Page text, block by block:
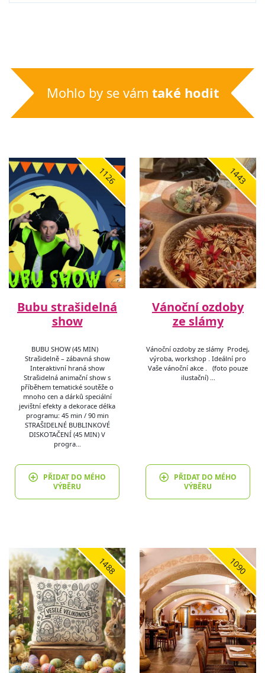
Mohlo by se vám také hodit
1126
Bubu strašidelná
show
BUBU SHOW (45 MIN)
Strašidelně – zábavná show
Interaktivní hraná show
Strašidelná animační show s
příběhem tematické soutěže o
mnoho cen a dárků speciální
jevištní efekty a dekorace délka
programu: 45 min / 90 min
STRAŠIDELNÉ BUBLINKOVÉ
DISKOTAČENÍ (45 MIN) V
progra…
PŘIDAT DO MÉHO
VÝBĚRU
1443
Vánoční ozdoby
ze slámy
Vánoční ozdoby ze slámy Prodej,
výroba, workshop . Ideální pro
Vaše vánoční akce . (foto pouze
ilustační) …
PŘIDAT DO MÉHO
VÝBĚRU
1488 1090